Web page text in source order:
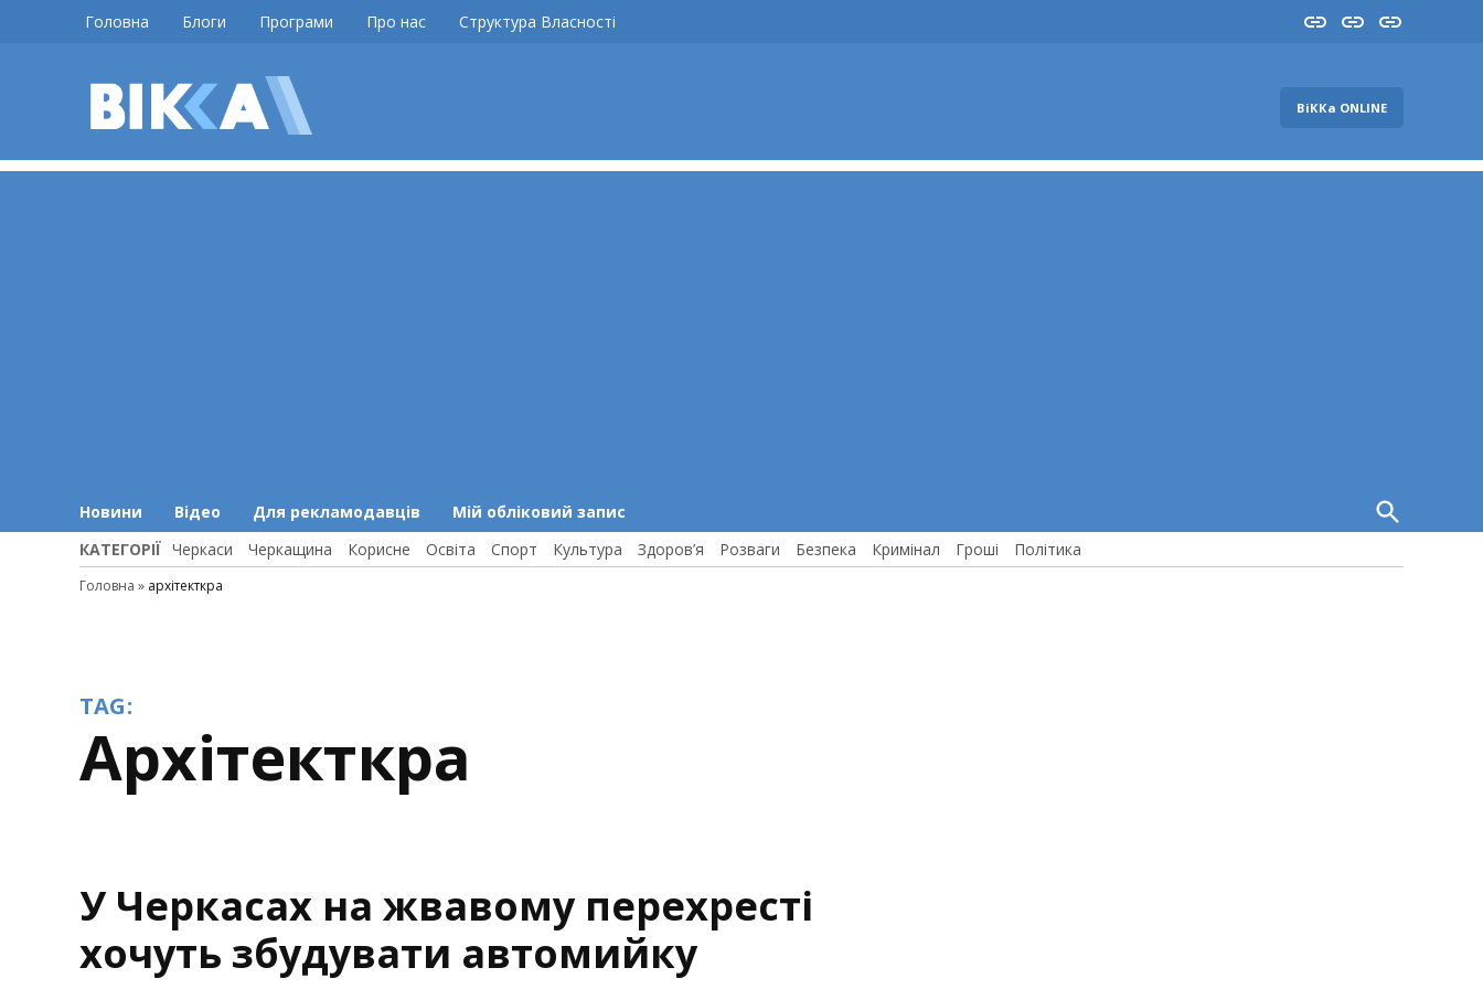
Головна Блоги Програми Про нас Структура Власності InstaYouTube
FB
ВіККа ONLINE
Новини Відео Для рекламодавців Мій обліковий запис
Open
Search
КАТЕГОРІЇ Черкаси Черкащина Корисне Освіта Спорт Культура Здоров’я Розваги Безпека Кримінал Гроші Політика
Головна » архітекткра
TAG:
архітекткра
У Черкасах на жвавому перехресті
хочуть збудувати автомийку